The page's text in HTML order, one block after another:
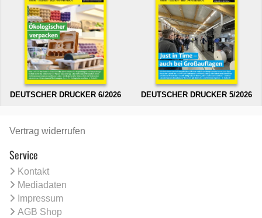
DEUTSCHER DRUCKER 6/2026 DEUTSCHER DRUCKER 5/2026
Vertrag widerrufen
Service
Kontakt
Mediadaten
Impressum
AGB Shop